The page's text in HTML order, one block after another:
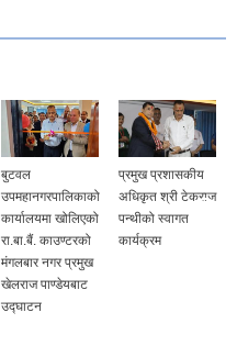
बुटवल
उपमहानगरपालिकाको
कार्यालयमा खोलिएको
रा.बा.बैं. काउण्टरको
मंगलबार नगर प्रमुख
खेलराज पाण्डेयबाट
उद्घाटन
प्रमुख प्रशासकीय
अधिकृत श्री टेकराज
पन्थीको स्वागत
कार्यक्रम